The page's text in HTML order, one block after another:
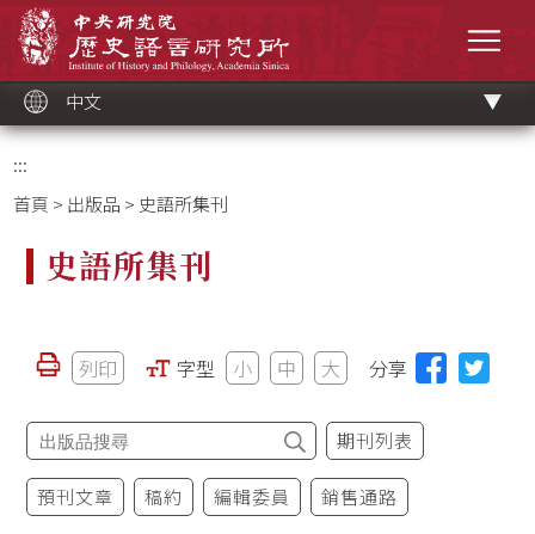
中文
:::
首頁 > 出版品 > 史語所集刊
史語所集刊
列印 字型 小 中 大 分享
期刊列表
預刊文章 稿約 編輯委員 銷售通路